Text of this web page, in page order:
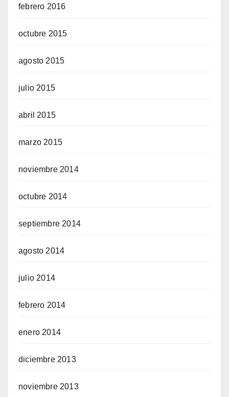
febrero 2016
octubre 2015
agosto 2015
julio 2015
abril 2015
marzo 2015
noviembre 2014
octubre 2014
septiembre 2014
agosto 2014
julio 2014
febrero 2014
enero 2014
diciembre 2013
noviembre 2013